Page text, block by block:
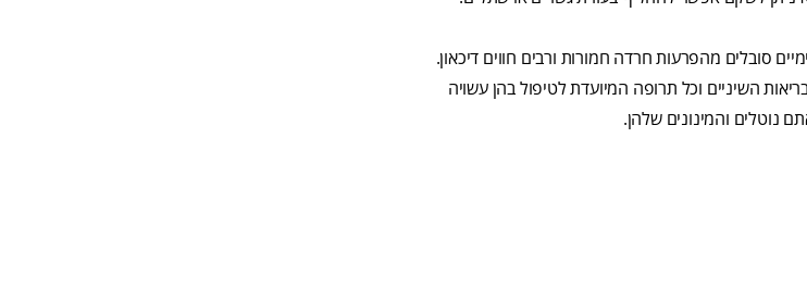
סובלים מהפרעות חרדה חמורות ורבים חווים דיכאון.
השיניים וכל תרופה המיועדת לטיפול בהן עשויה
נוטלים והמינונים שלהן.